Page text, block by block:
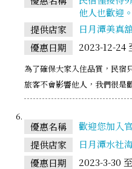
他人也歡迎。
提供店家
日月潭美真
優惠日期
2023-12-24
為了確保大家入住品質，民宿
旅客不會影響他人，我們很
優惠名稱
歡迎您加入
提供店家
日月潭水社
優惠日期
2023-3-30